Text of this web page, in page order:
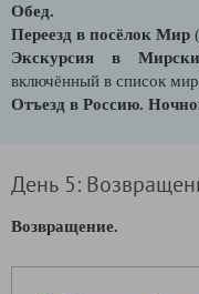
Обед.
Переезд в посёлок Мир
Экскурсия в
включённый в список
Отъезд в Россию.
День 5:
Возвращение.